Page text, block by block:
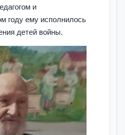
и
году ему исполнилось
детей войны.